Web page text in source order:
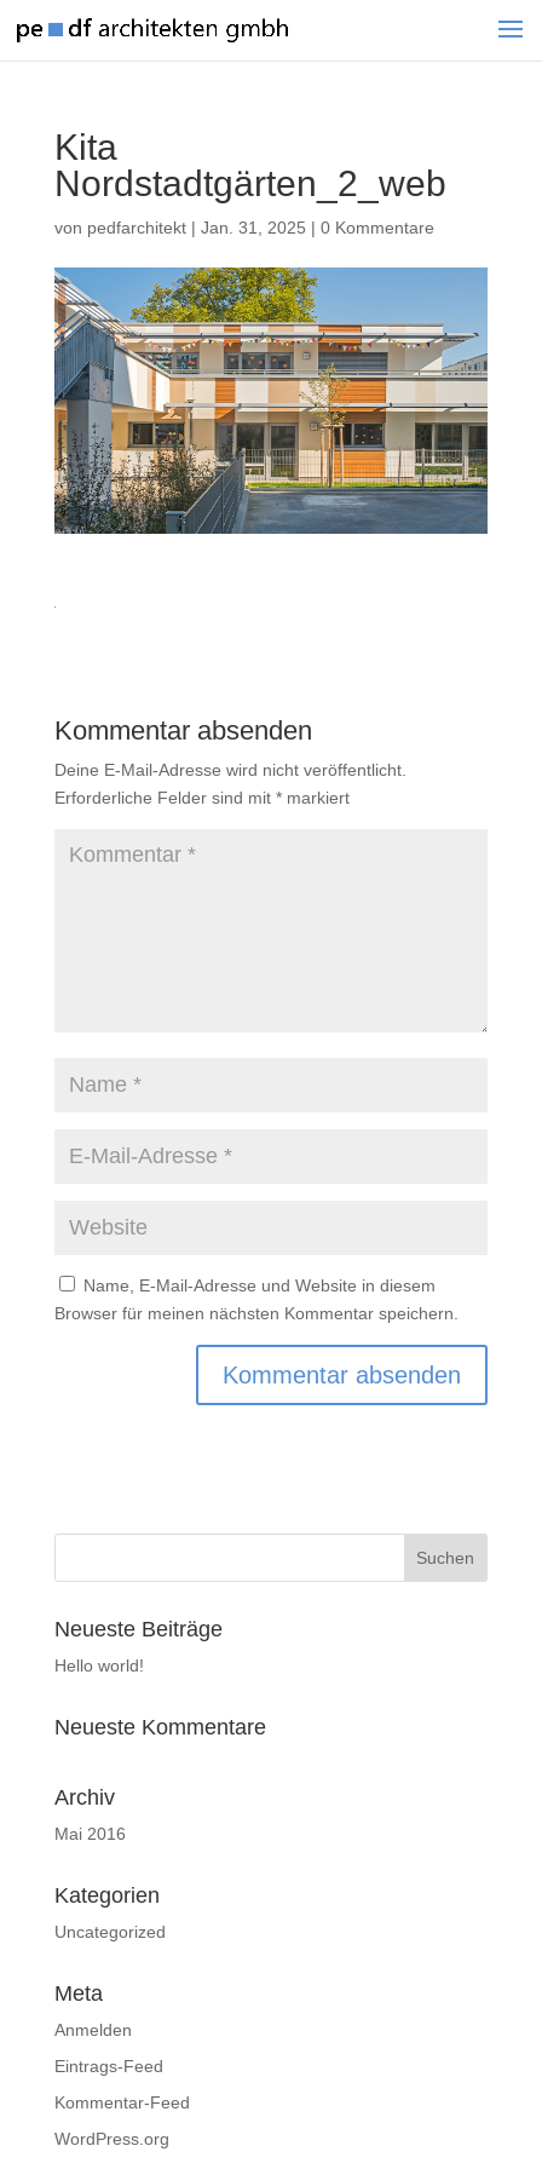
Kita
Nordstadtgärten_2_web
von pedfarchitekt| Jan. 31, 2025 | 0 Kommentare
Kommentar absenden
Deine E-Mail-Adresse wird nicht veröffentlicht.
Erforderliche Felder sind mit *markiert
Name, E-Mail-Adresse und Website in diesem
Browser für meinen nächsten Kommentar speichern.
Neueste Beiträge
Hello world!
Neueste Kommentare
Archiv
Mai 2016
Kategorien
Uncategorized
Meta
Anmelden
Eintrags-Feed
Kommentar-Feed
WordPress.org